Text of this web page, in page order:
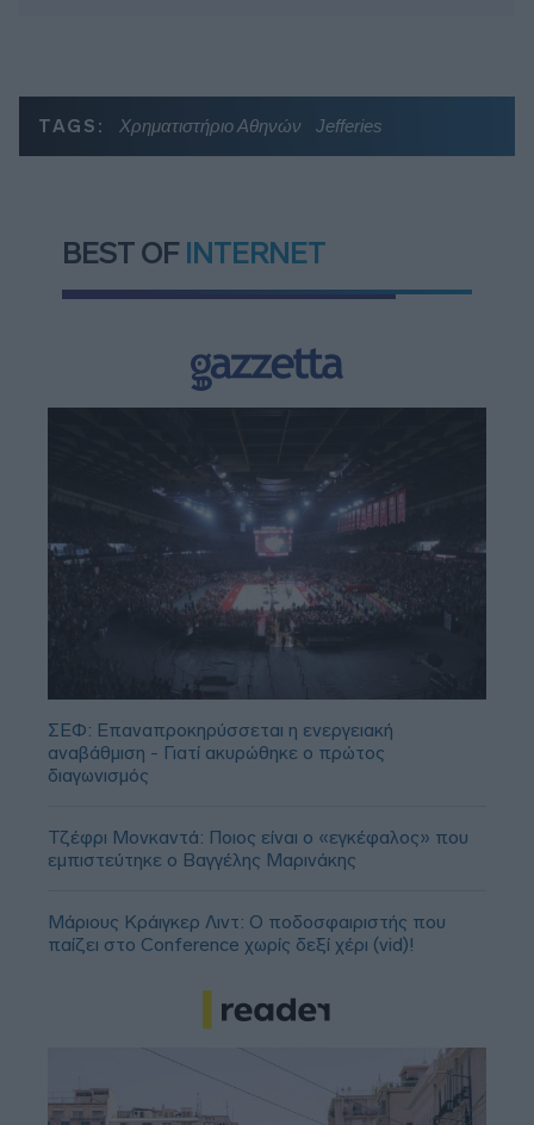
TAGS: Χρηματιστήριο Αθηνών Jefferies
BEST OF INTERNET
ΣΕΦ: Επαναπροκηρύσσεται η ενεργειακή
αναβάθμιση - Γιατί ακυρώθηκε ο πρώτος
διαγωνισμός
Τζέφρι Μονκαντά: Ποιος είναι ο «εγκέφαλος» που
εμπιστεύτηκε ο Βαγγέλης Μαρινάκης
Μάριους Κράιγκερ Λιντ: Ο ποδοσφαιριστής που
παίζει στο Conference χωρίς δεξί χέρι (vid)!